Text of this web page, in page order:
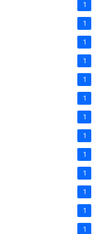
1
1
1
1
1
1
1
1
1
1
1
1
1